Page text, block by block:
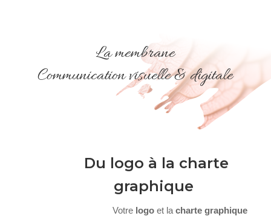
La membrane
Communication visuelle & digitale
Du logo à la charte
graphique
Votrelogo et la charte graphique